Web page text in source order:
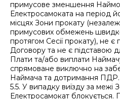
примусове зменшення
Електросамоката на період
місцях Зони прокату
примусових обмежень
протягом Сесії прокату), не
Договору та не є підставою
Плати та/або виплати
спрямоване виключно на
Наймача та дотримання ПДР.
5.5. У випадку виїзду за межі
Електросамокат блокується.